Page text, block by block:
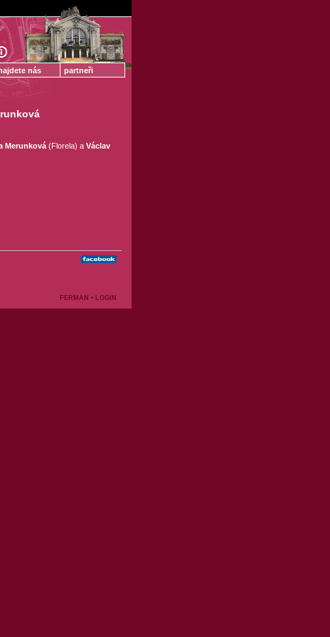
nás partneři
Merunková(Florela) a Václav
FERMAN • LOGIN